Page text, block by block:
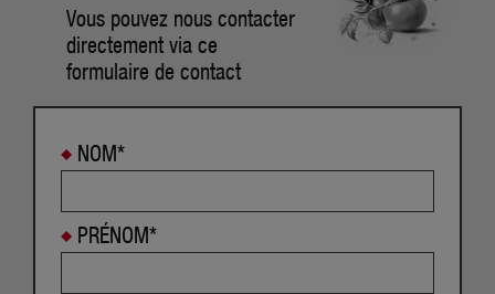
Vous pouvez nous contacter
directement via ce
formulaire de contact
NOM*
PRÉNOM*